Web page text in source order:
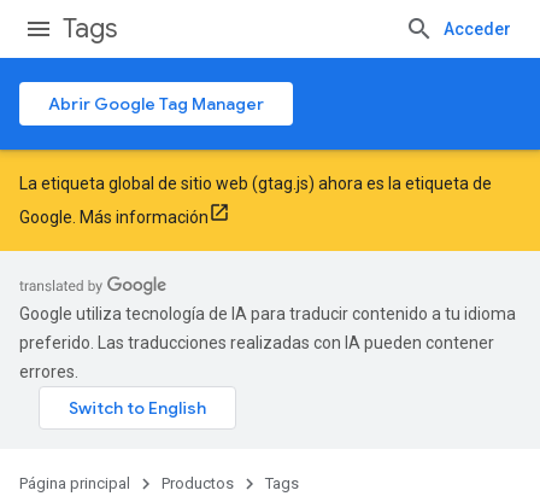
Tags Acceder
Abrir Google Tag Manager
La etiqueta global de sitio web (gtag.js) ahora es la etiqueta de
Google. Más información
Google utiliza tecnología de IA para traducir contenido a tu idioma
preferido. Las traducciones realizadas con IA pueden contener
errores.
Página principal Productos Tags